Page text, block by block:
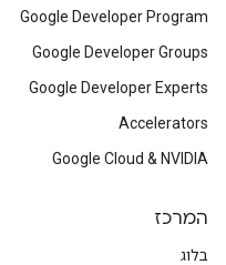
Google Developer Program
Google Developer Groups
Google Developer Experts
Accelerators
Google Cloud & NVIDIA
המרכז
בלוג